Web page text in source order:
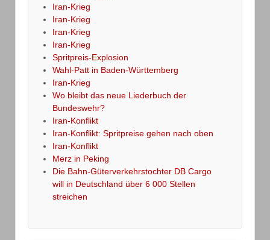
Iran-Krieg
Iran-Krieg
Iran-Krieg
Iran-Krieg
Spritpreis-Explosion
Wahl-Patt in Baden-Württemberg
Iran-Krieg
Wo bleibt das neue Liederbuch der
Bundeswehr?
Iran-Konflikt
Iran-Konflikt: Spritpreise gehen nach oben
Iran-Konflikt
Merz in Peking
Die Bahn-Güterverkehrstochter DB Cargo
will in Deutschland über 6 000 Stellen
streichen